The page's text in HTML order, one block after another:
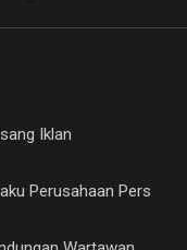
Iklan
Perusahaan Pers